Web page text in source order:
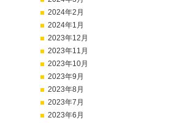
2024年2月
2024年1月
2023年12月
2023年11月
2023年10月
2023年9月
2023年8月
2023年7月
2023年6月